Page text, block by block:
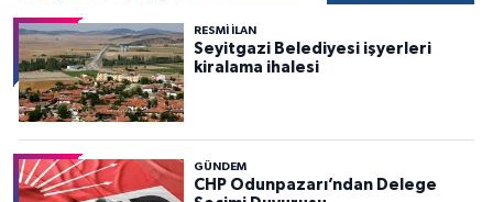
RESMİ İLAN
Seyitgazi Belediyesi işyerleri
kiralama ihalesi
GÜNDEM
CHP Odunpazarı’ndan Delege